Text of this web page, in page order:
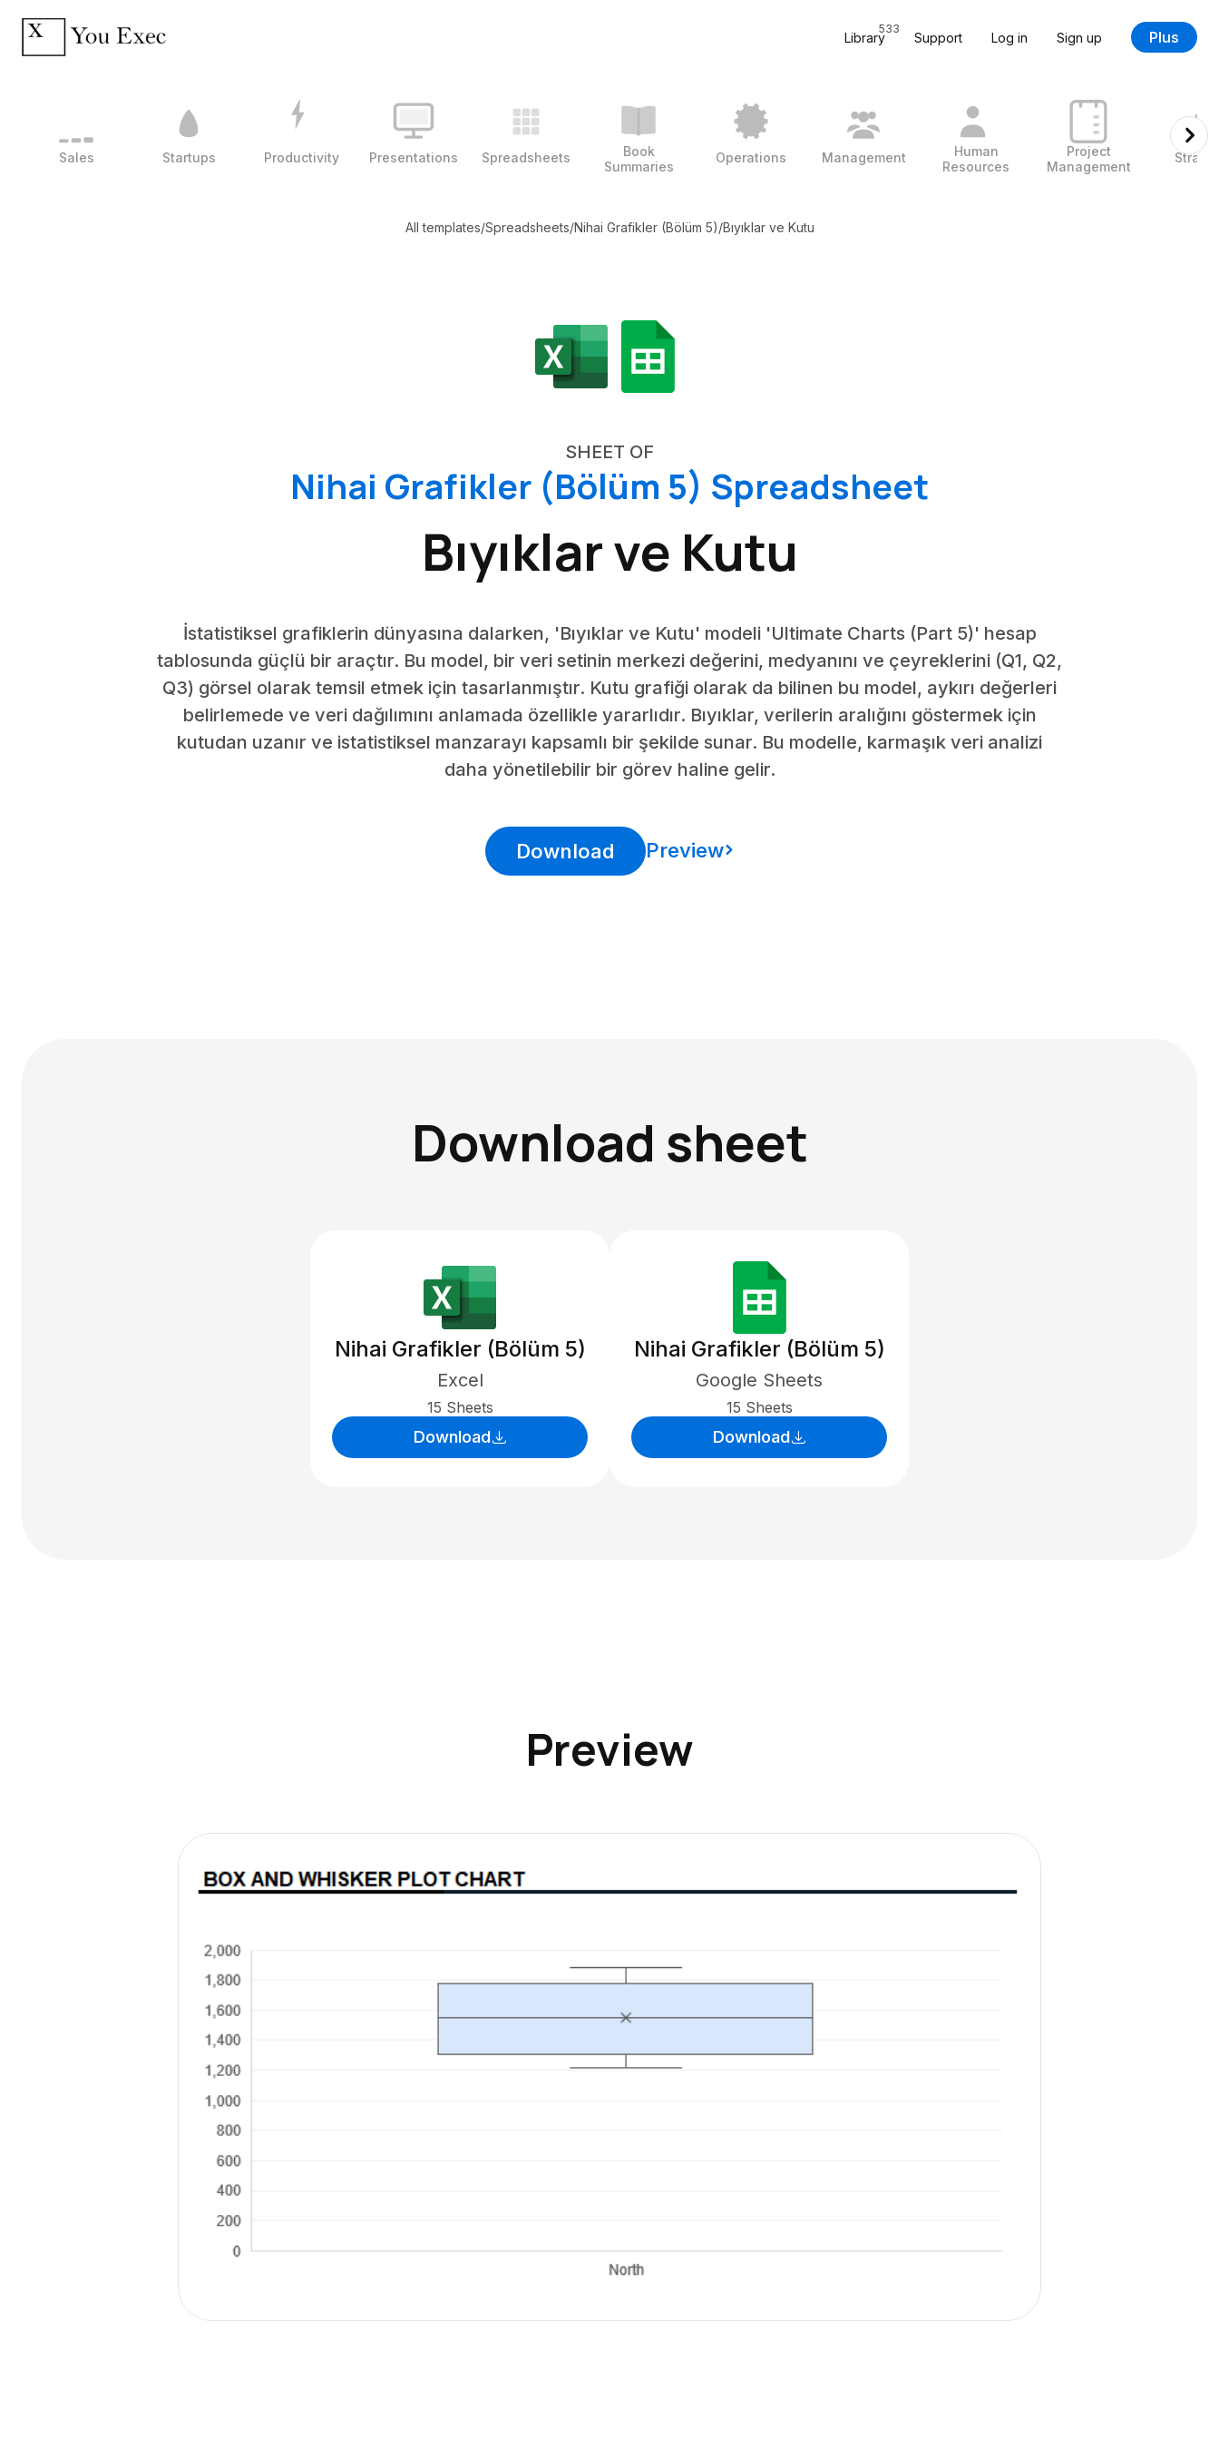
Library
533
Support Log in Sign up Plus
Sales Startups Productivity Presentations Spreadsheets
Book
Summaries
Operations Management
Human
Resources
Project
Management
All templates/Spreadsheets/Nihai Grafikler (Bölüm 5)/Bıyıklar ve Kutu
SHEET OF
Nihai Grafikler (Bölüm 5) Spreadsheet
Bıyıklar ve Kutu
İstatistiksel grafiklerin dünyasına dalarken, 'Bıyıklar ve Kutu' modeli 'Ultimate Charts (Part 5)' hesap
tablosunda güçlü bir araçtır. Bu model, bir veri setinin merkezi değerini, medyanını ve çeyreklerini (Q1, Q2,
Q3) görsel olarak temsil etmek için tasarlanmıştır. Kutu grafiği olarak da bilinen bu model, aykırı değerleri
belirlemede ve veri dağılımını anlamada özellikle yararlıdır. Bıyıklar, verilerin aralığını göstermek için
kutudan uzanır ve istatistiksel manzarayı kapsamlı bir şekilde sunar. Bu modelle, karmaşık veri analizi
daha yönetilebilir bir görev haline gelir.
Download Preview
Download sheet
Nihai Grafikler (Bölüm 5)
Excel
15 Sheets
Download
Nihai Grafikler (Bölüm 5)
Google Sheets
15 Sheets
Download
Preview